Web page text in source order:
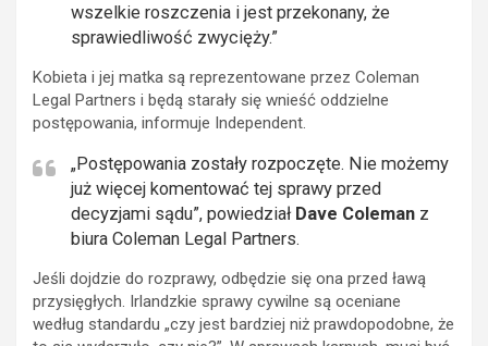
wszelkie roszczenia i jest przekonany, że
sprawiedliwość zwycięży.”
Kobieta i jej matka są reprezentowane przez Coleman
Legal Partners i będą starały się wnieść oddzielne
postępowania, informuje Independent.
„Postępowania zostały rozpoczęte. Nie możemy
już więcej komentować tej sprawy przed
decyzjami sądu”, powiedział Dave Coleman z
biura Coleman Legal Partners.
Jeśli dojdzie do rozprawy, odbędzie się ona przed ławą
przysięgłych. Irlandzkie sprawy cywilne są oceniane
według standardu „czy jest bardziej niż prawdopodobne, że